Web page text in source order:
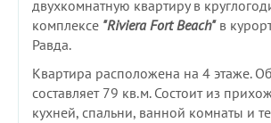
двухкомнатную квартиру в
комплексе "Riviera Fort Beach"в
Равда.
Квартира расположена на 4 этаже.
составляет 79 кв.м. Состоит из
кухней, спальни, ванной комнаты и